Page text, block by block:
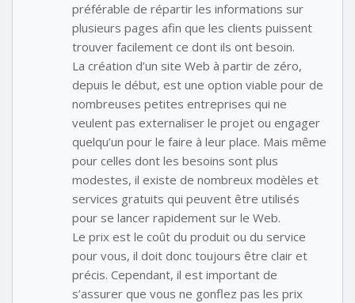
préférable de répartir les informations sur
plusieurs pages afin que les clients puissent
trouver facilement ce dont ils ont besoin.
La création d’un site Web à partir de zéro,
depuis le début, est une option viable pour de
nombreuses petites entreprises qui ne
veulent pas externaliser le projet ou engager
quelqu’un pour le faire à leur place. Mais même
pour celles dont les besoins sont plus
modestes, il existe de nombreux modèles et
services gratuits qui peuvent être utilisés
pour se lancer rapidement sur le Web.
Le prix est le coût du produit ou du service
pour vous, il doit donc toujours être clair et
précis. Cependant, il est important de
s’assurer que vous ne gonflez pas les prix